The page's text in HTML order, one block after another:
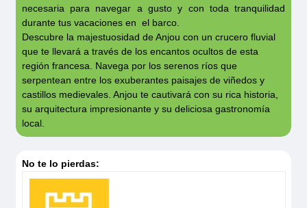
Grand
Classique
presupuesto
necesaria para navegar a gusto y con toda tranquilidad
durante tus vacaciones en el barco.
Descubre la majestuosidad de Anjou con un crucero fluvial
que te llevará a través de los encantos ocultos de esta
región francesa. Navega por los serenos ríos que
serpentean entre los exuberantes paisajes de viñedos y
castillos medievales. Anjou te cautivará con su rica historia,
su arquitectura impresionante y su deliciosa gastronomía
local.
No te lo pierdas: